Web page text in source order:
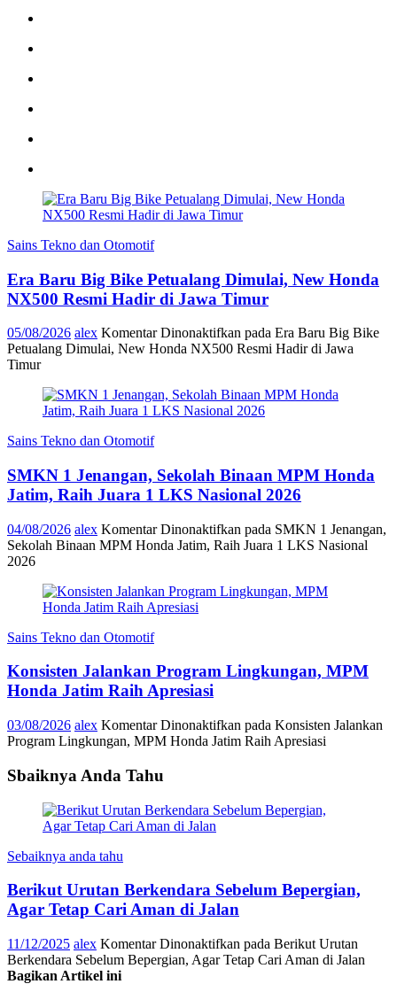
Sains Tekno dan Otomotif
Era Baru Big Bike Petualang Dimulai, New Honda
NX500 Resmi Hadir di Jawa Timur
05/08/2026 alex Komentar Dinonaktifkan pada Era Baru Big Bike
Petualang Dimulai, New Honda NX500 Resmi Hadir di Jawa
Timur
Sains Tekno dan Otomotif
SMKN 1 Jenangan, Sekolah Binaan MPM Honda
Jatim, Raih Juara 1 LKS Nasional 2026
04/08/2026 alex Komentar Dinonaktifkan pada SMKN 1 Jenangan,
Sekolah Binaan MPM Honda Jatim, Raih Juara 1 LKS Nasional
2026
Sains Tekno dan Otomotif
Konsisten Jalankan Program Lingkungan, MPM
Honda Jatim Raih Apresiasi
03/08/2026 alex Komentar Dinonaktifkan pada Konsisten Jalankan
Program Lingkungan, MPM Honda Jatim Raih Apresiasi
Sbaiknya Anda Tahu
Sebaiknya anda tahu
Berikut Urutan Berkendara Sebelum Bepergian,
Agar Tetap Cari Aman di Jalan
11/12/2025 alex Komentar Dinonaktifkan pada Berikut Urutan
Berkendara Sebelum Bepergian, Agar Tetap Cari Aman di Jalan
Bagikan Artikel ini